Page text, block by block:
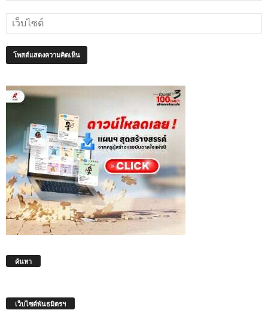
ค้นหา
เว็บไซต์พันธมิตรฯ